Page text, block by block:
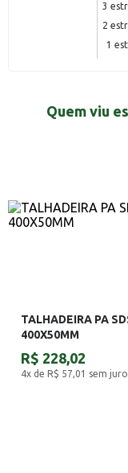
3
2
1
Quem viu
TALHADEIRA PA
400X50MM
R$ 228,02
4x de R$ 57,01 sem